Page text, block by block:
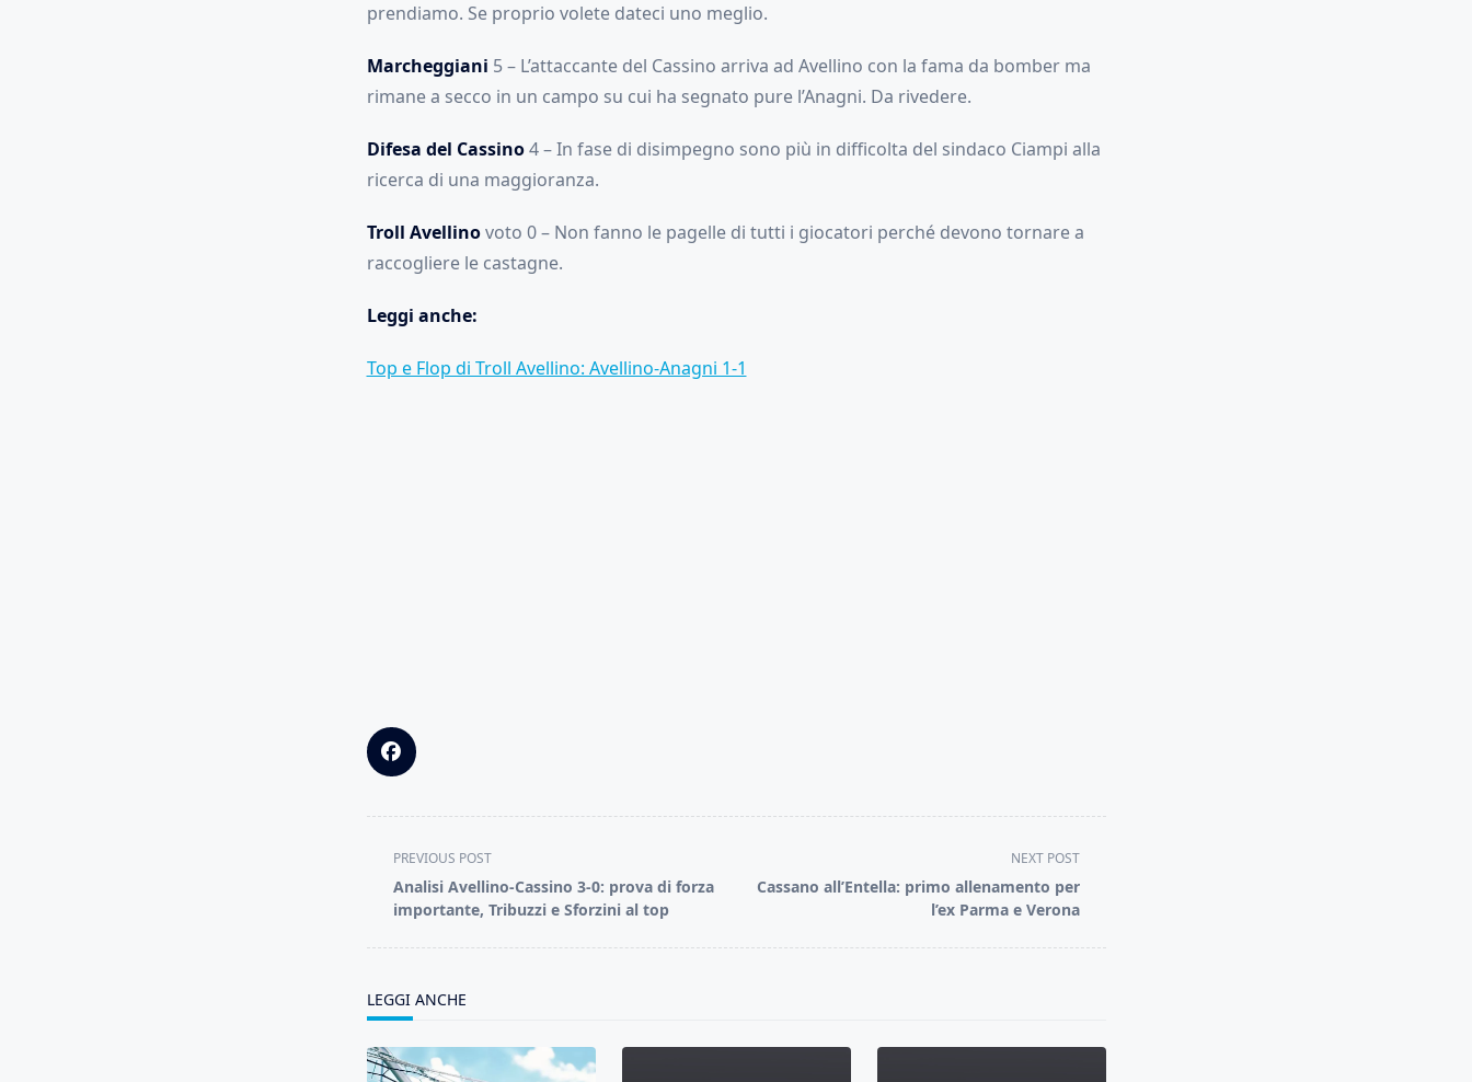
prendiamo. Se proprio volete dateci uno meglio.
Marcheggiani 5 – L’attaccante del Cassino arriva ad Avellino con la fama da bomber ma
rimane a secco in un campo su cui ha segnato pure l’Anagni. Da rivedere.
Difesa del Cassino4 – In fase di disimpegno sono più in difficolta del sindaco Ciampi alla
ricerca di una maggioranza.
Troll Avellinovoto 0 – Non fanno le pagelle di tutti i giocatori perché devono tornare a
raccogliere le castagne.
Leggi anche:
Top e Flop di Troll Avellino: Avellino-Anagni 1-1
<span
class="nav-
subtitle
PREVIOUS POST
Analisi Avellino-Cassino 3-0: prova di forza
importante, Tribuzzi e Sforzini al top
NEXT POST
Cassano all’Entella: primo allenamento per
l’ex Parma e Verona
LEGGI ANCHE